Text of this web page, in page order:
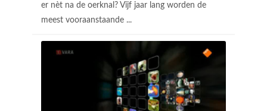
er nèt na de oerknal? Vijf jaar lang worden de
meest vooraanstaande ...